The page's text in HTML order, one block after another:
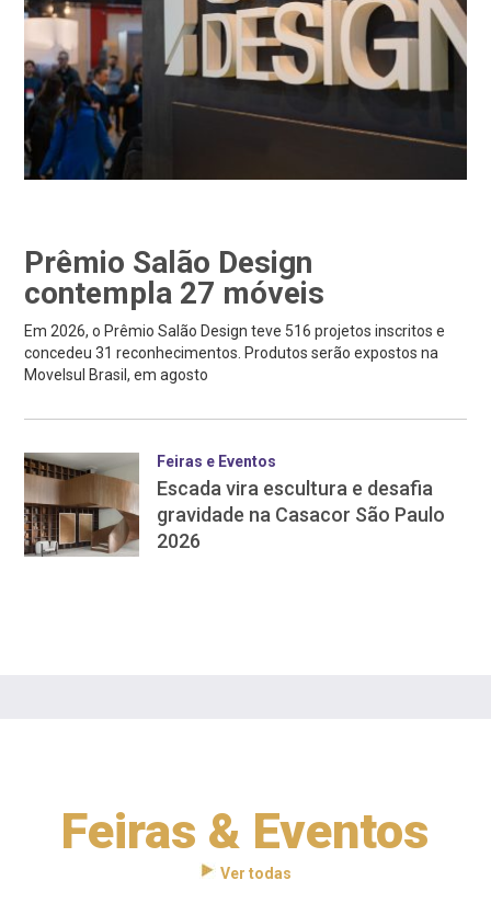
Prêmio Salão Design
contempla 27 móveis
Em 2026, o Prêmio Salão Design teve 516 projetos inscritos e
concedeu 31 reconhecimentos. Produtos serão expostos na
Movelsul Brasil, em agosto
Feiras e Eventos
Escada vira escultura e desafia
gravidade na Casacor São Paulo
2026
Feiras & Eventos
Ver todas